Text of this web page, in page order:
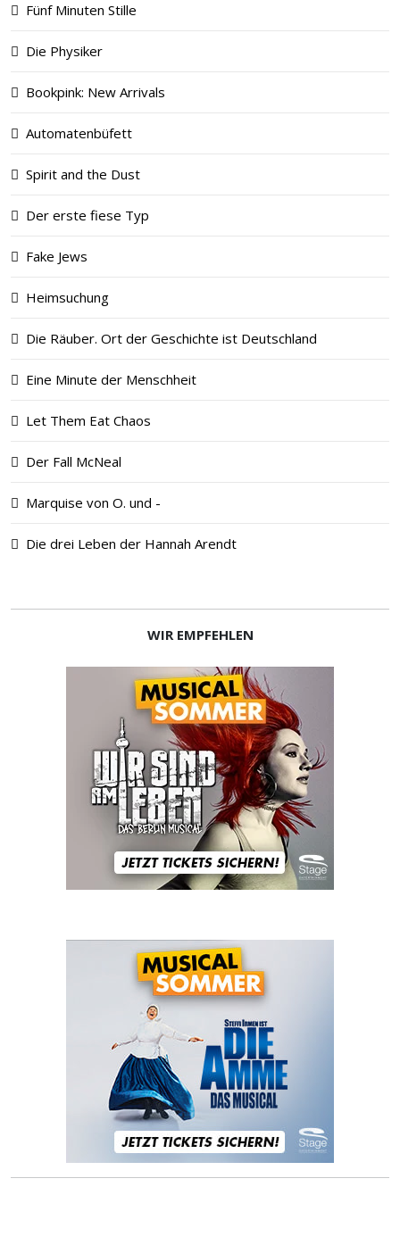
Fünf Minuten Stille
Die Physiker
Bookpink: New Arrivals
Automatenbüfett
Spirit and the Dust
Der erste fiese Typ
Fake Jews
Heimsuchung
Die Räuber. Ort der Geschichte ist Deutschland
Eine Minute der Menschheit
Let Them Eat Chaos
Der Fall McNeal
Marquise von O. und -
Die drei Leben der Hannah Arendt
WIR EMPFEHLEN